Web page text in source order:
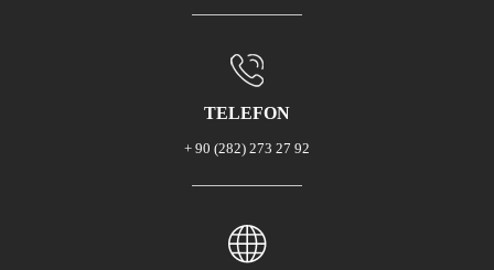
TELEFON
+ 90 (282) 273 27 92